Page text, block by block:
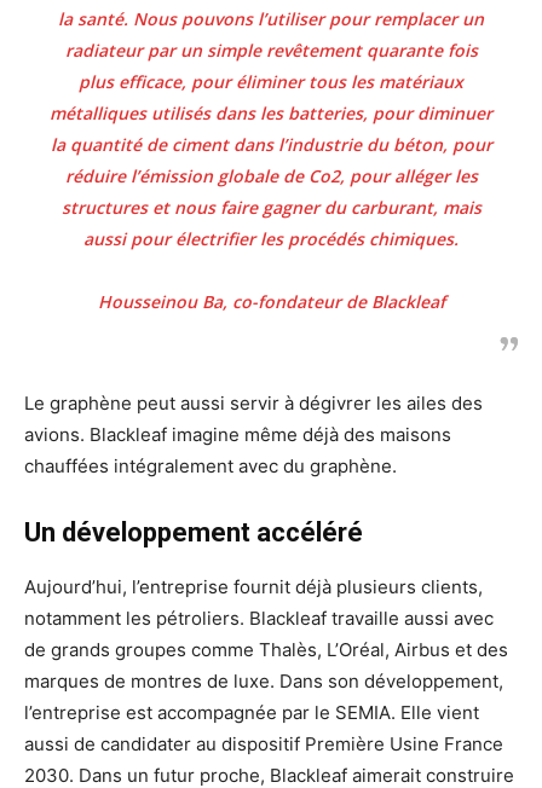
la santé. Nous pouvons l’utiliser pour remplacer un
radiateur par un simple revêtement quarante fois
plus efficace, pour éliminer tous les matériaux
métalliques utilisés dans les batteries, pour diminuer
la quantité de ciment dans l’industrie du béton, pour
réduire l’émission globale de Co2, pour alléger les
structures et nous faire gagner du carburant, mais
aussi pour électrifier les procédés chimiques.
Housseinou Ba, co-fondateur de Blackleaf
Le graphène peut aussi servir à dégivrer les ailes des
avions. Blackleaf imagine même déjà des maisons
chauffées intégralement avec du graphène.
Un développement accéléré
Aujourd’hui, l’entreprise fournit déjà plusieurs clients,
notamment les pétroliers. Blackleaf travaille aussi avec
de grands groupes comme Thalès, L’Oréal, Airbus et des
marques de montres de luxe. Dans son développement,
l’entreprise est accompagnée par le SEMIA. Elle vient
aussi de candidater au dispositif Première Usine France
2030. Dans un futur proche, Blackleaf aimerait construire